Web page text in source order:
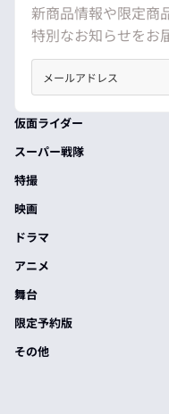
新商品情報や限定商
特別なお知らせをお
仮面ライダー
スーパー戦隊
特撮
映画
ドラマ
アニメ
舞台
限定予約版
その他